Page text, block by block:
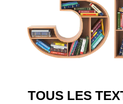
TOUS LES